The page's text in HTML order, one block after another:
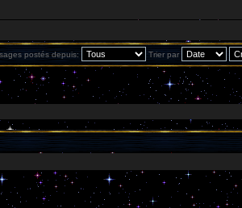
postés depuis: Trier par